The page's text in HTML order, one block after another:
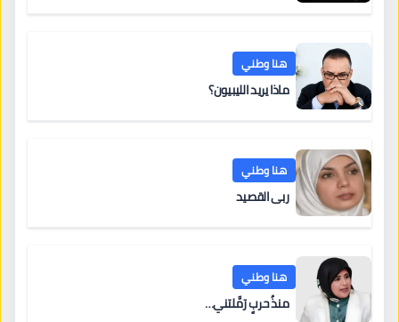
هنا وطني
ماذا يريد الليبيون؟
هنا وطني
ربى القصيد
هنا وطني
منذُ حربٍ رَمَّلتني…